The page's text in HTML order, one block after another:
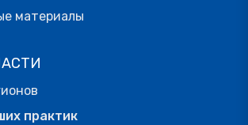
материалы
практик